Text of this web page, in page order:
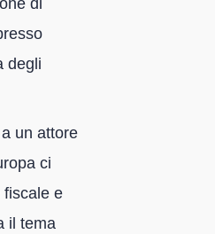
di
degli
un attore
ci
fiscale e
il tema